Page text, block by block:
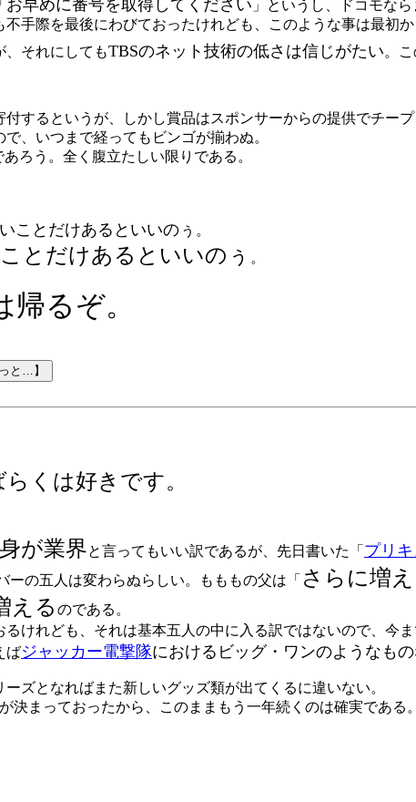
お早めに番号を取得してください 」というし、ドコモな
手際を最後にわびておったけれども、このような事は最初か
、それにしてもTBSのネット技術の低さは信じがたい。
付するというが、しかし賞品はスポンサーからの提供でチー
、いつまで経ってもビンゴが揃わぬ。
ろう。全く腹立たしい限りである。
ことだけあるといいのぅ 。
とだけあるといいのぅ 。
るぞ。
くは好きです。
が業界と言ってもいい訳であるが、先日書いた「 プリキ
の五人は変わらぬらしい。もももの父は「 さらに増
える のである。
けれども、それは基本五人の中に入る訳ではないので、今
ばジャッカー電撃隊におけるビッグ・ワンのようなもの
ズとなればまた新しいグッズ類が出てくるに違いない。
決まっておったから、このままもう一年続くのは確実である